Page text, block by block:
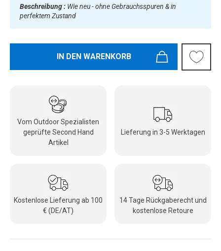
Beschreibung : Wie neu - ohne Gebrauchsspuren & in
perfektem Zustand
IN DEN WARENKORB
Vom Outdoor Spezialisten
geprüfte Second Hand
Artikel
Lieferung in 3-5 Werktagen
Kostenlose Lieferung ab 100
€ (DE/AT)
14 Tage Rückgaberecht und
kostenlose Retoure